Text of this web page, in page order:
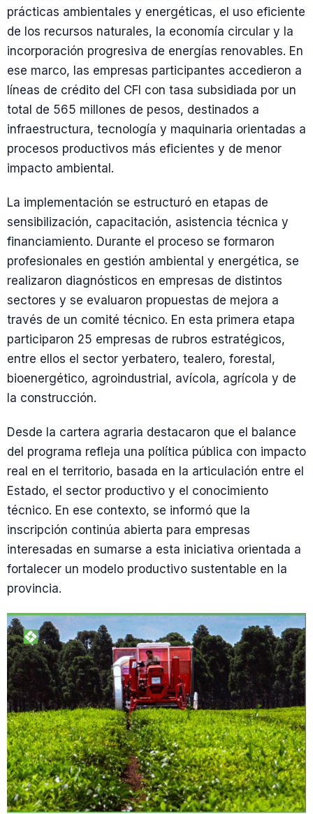
prácticas ambientales y energéticas, el uso eficiente
de los recursos naturales, la economía circular y la
incorporación progresiva de energías renovables. En
ese marco, las empresas participantes accedieron a
líneas de crédito del CFI con tasa subsidiada por un
total de 565 millones de pesos, destinados a
infraestructura, tecnología y maquinaria orientadas a
procesos productivos más eficientes y de menor
impacto ambiental.
La implementación se estructuró en etapas de
sensibilización, capacitación, asistencia técnica y
financiamiento. Durante el proceso se formaron
profesionales en gestión ambiental y energética, se
realizaron diagnósticos en empresas de distintos
sectores y se evaluaron propuestas de mejora a
través de un comité técnico. En esta primera etapa
participaron 25 empresas de rubros estratégicos,
entre ellos el sector yerbatero, tealero, forestal,
bioenergético, agroindustrial, avícola, agrícola y de
la construcción.
Desde la cartera agraria destacaron que el balance
del programa refleja una política pública con impacto
real en el territorio, basada en la articulación entre el
Estado, el sector productivo y el conocimiento
técnico. En ese contexto, se informó que la
inscripción continúa abierta para empresas
interesadas en sumarse a esta iniciativa orientada a
fortalecer un modelo productivo sustentable en la
provincia.